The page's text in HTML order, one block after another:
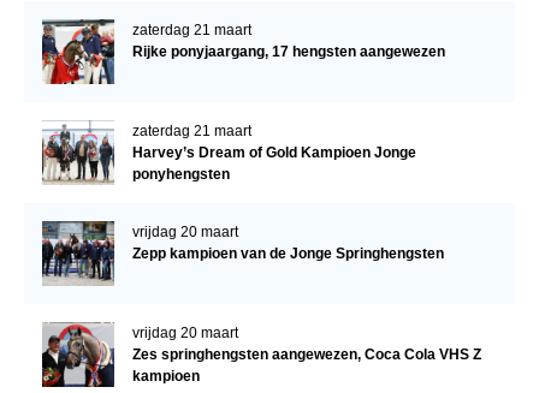
zaterdag 21 maart
Rijke ponyjaargang, 17 hengsten aangewezen
zaterdag 21 maart
Harvey’s Dream of Gold Kampioen Jonge
ponyhengsten
vrijdag 20 maart
Zepp kampioen van de Jonge Springhengsten
vrijdag 20 maart
Zes springhengsten aangewezen, Coca Cola VHS Z
kampioen